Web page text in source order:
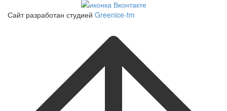
Сайт разработан студией Greenice-tm